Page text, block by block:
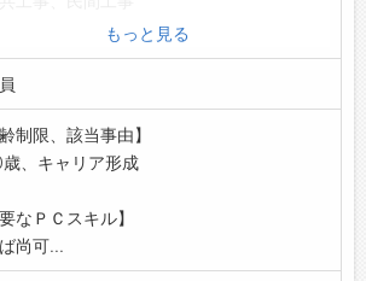
術提案、見積書作成
サポート
所、安全衛生活動の総括
業許可、経審、指名願い等の申請
働局申請書類作成 等
車の運転業務有り
の交付を受けてく
。【仕事内容変更範囲:変更なし】
もっと見る
齢制限、該当事由】
、キャリア形成
要なＰＣスキル】
尚可...